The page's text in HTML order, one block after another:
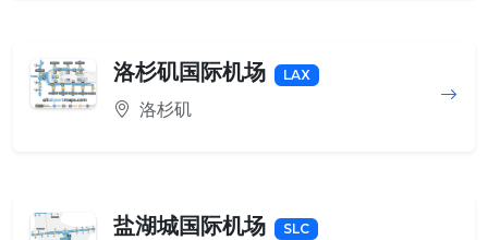
洛杉矶国际机场 LAX
洛杉矶
盐湖城国际机场 SLC